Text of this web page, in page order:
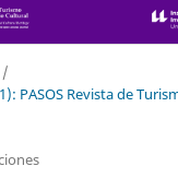
/
PASOS Revista de